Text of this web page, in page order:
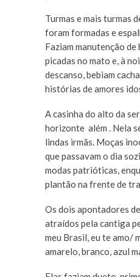
Turmas e mais turmas
foram formadas e
Faziam manutenção de
picadas no mato e, à
descanso, bebiam
histórias de amores
A casinha do alto da
horizonte além . Nela
lindas irmãs. Moças
que passavam o dia
modas patrióticas,
plantão na frente de
Os dois apontadores
atraídos pela cantiga
meu Brasil, eu te amo/
amarelo, branco, azul